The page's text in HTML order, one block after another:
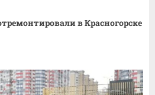
в Красногорске